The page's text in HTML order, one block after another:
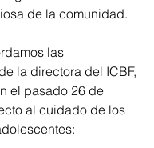
de la comunidad.
las
la directora del ICBF,
el pasado 26 de
al cuidado de los